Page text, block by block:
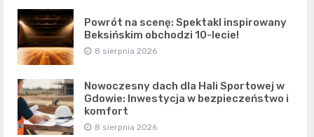
Powrót na scenę: Spektakl inspirowany
Beksińskim obchodzi 10-lecie!
8 sierpnia 2026
Nowoczesny dach dla Hali Sportowej w
Gdowie: Inwestycja w bezpieczeństwo i
komfort
8 sierpnia 2026